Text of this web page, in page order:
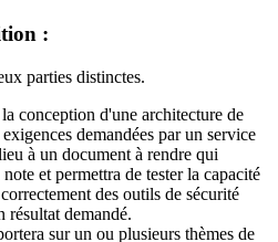
:
parties distinctes.
conception d'une architecture de
demandées par un service
à un document à rendre qui
et permettra de tester la capacité
des outils de sécurité
résultat demandé.
sur un ou plusieurs thèmes de